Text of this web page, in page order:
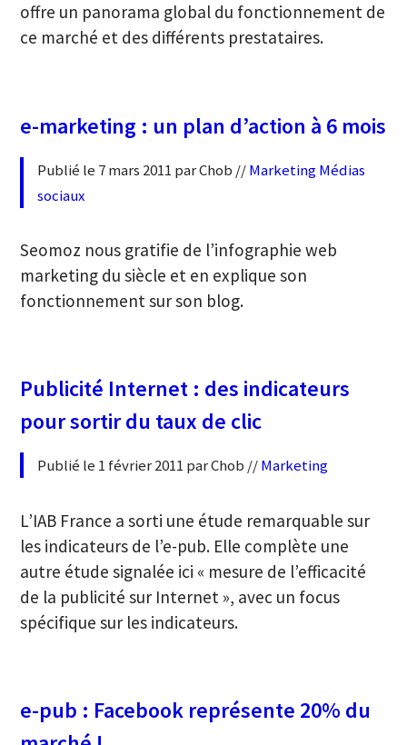
offre un panorama global du fonctionnement de
ce marché et des différents prestataires.
e-marketing : un plan d’action à 6 mois
Publié le 7 mars 2011 par Chob //MarketingMédias
sociaux
Seomoz nous gratifie de l’infographie web
marketing du siècle et en explique son
fonctionnement sur son blog.
Publicité Internet : des indicateurs
pour sortir du taux de clic
Publié le 1 février 2011 par Chob //Marketing
L’IAB France a sorti une étude remarquable sur
les indicateurs de l’e-pub. Elle complète une
autre étude signalée ici « mesure de l’efficacité
de la publicité sur Internet », avec un focus
spécifique sur les indicateurs.
e-pub : Facebook représente 20% du